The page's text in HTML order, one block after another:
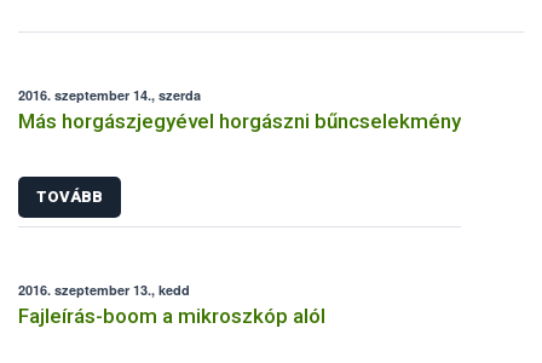
azonban a hazai kérődző állomány védelme érdekében
2016. szeptember 14., szerda
Más horgászjegyével horgászni bűncselekmény
TOVÁBB
2016. szeptember 13., kedd
Fajleírás-boom a mikroszkóp alól